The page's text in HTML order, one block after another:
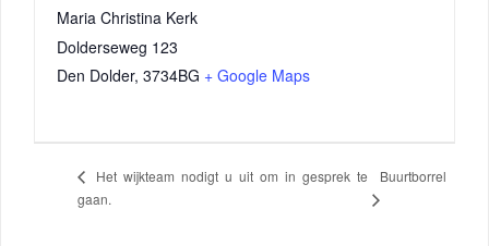
Maria Christina Kerk
Dolderseweg 123
Den Dolder, 3734BG + Google Maps
Het wijkteam nodigt u uit om in gesprek te
gaan.
Buurtborrel